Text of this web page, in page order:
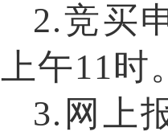
2.竞买
上午11时
3. 网上